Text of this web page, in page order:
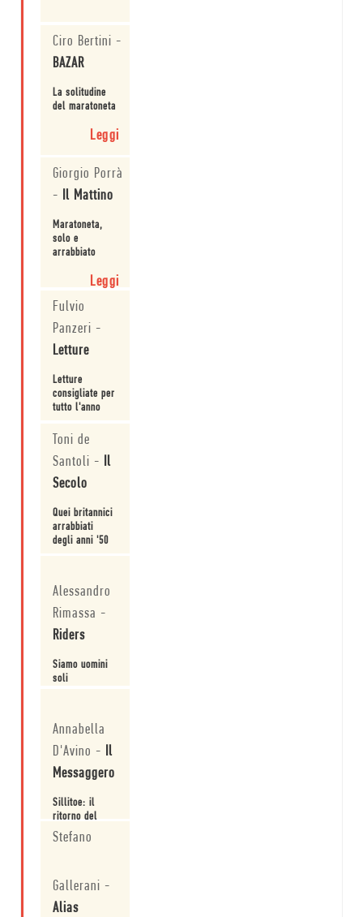
Ciro Bertini -
BAZAR
La solitudine
del maratoneta
Leggi
Giorgio Porrà
- Il Mattino
Maratoneta,
solo e
arrabbiato
Leggi
Fulvio
Panzeri -
Letture
Letture
consigliate per
tutto l'anno
Toni de
Santoli - Il
Secolo
Quei britannici
arrabbiati
degli anni '50
Alessandro
Rimassa -
Riders
Siamo uomini
soli
Annabella
D'Avino - Il
Messaggero
Sillitoe: il
ritorno del
maratoneta
solitario che
Stefano
Gallerani -
Alias